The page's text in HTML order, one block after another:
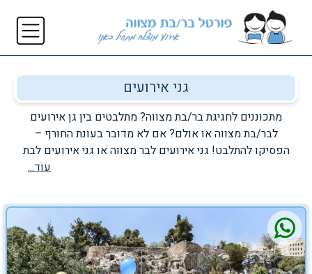
גני אירועים
מתכוננים לחגיגת בר/בת מצווה? מתלבטים בין גן אירועים
לבר/בת מצווה או אולם? אם לא מדובר בעונת החורף –
הפסיקו להתלבט! גני אירועים לבר מצווה או גני אירועים לבת
מצווה מציעים מיקום נוח ונעים לכל סגנון של אירוע. גן
שבהם, מרחב פעילות גדול באווירה כפרית קסומה. אתם
מוזמנים להיכנס ולהתרשם ממגוון גני אירועים קטנים לבר
מצווה בפורטל שלנו. תבחרו – תחגגו!
עוֹד...